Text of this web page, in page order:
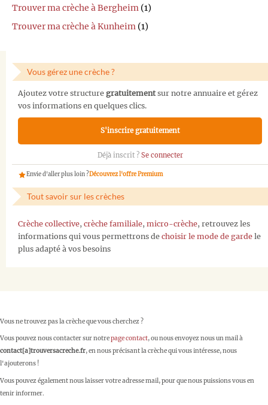
Trouver ma crèche à Bergheim (1)
Trouver ma crèche à Kunheim (1)
Vous gérez une crèche ?
Ajoutez votre structure gratuitementsur notre annuaire et gérez
vos informations en quelques clics.
S'inscrire gratuitement
Déjà inscrit ? Se connecter
Envie d'aller plus loin ?Découvrez l'offre Premium
Tout savoir sur les crèches
Crèche collective, crèche familiale, micro-crèche, retrouvez les
informations qui vous permettrons de choisir le mode de garde le
plus adapté à vos besoins
Vous ne trouvez pas la crèche que vous cherchez ?
Vous pouvez nous contacter sur notrepage contact, ou nous envoyez nous un mail à
contact[a]trouversacreche.fr, en nous précisant la crèche qui vous intéresse, nous
l'ajouterons !
Vous pouvez également nous laisser votre adresse mail, pour que nous puissions vous en
tenir informer.